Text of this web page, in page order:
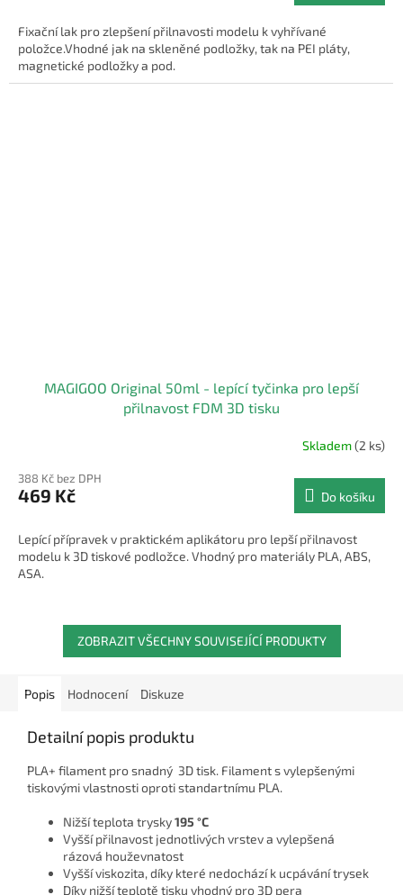
z
hvězdiček.
Fixační lak pro zlepšení přilnavosti modelu k vyhřívané
položce.Vhodné jak na skleněné podložky, tak na PEI pláty,
magnetické podložky a pod.
MAGIGOO Original 50ml - lepící tyčinka pro lepší
přilnavost FDM 3D tisku
Skladem(2 ks)
388 Kč bez DPH
469 Kč Do košíku
Lepící přípravek v praktickém aplikátoru pro lepší přilnavost
modelu k 3D tiskové podložce. Vhodný pro materiály PLA, ABS,
ASA.
ZOBRAZIT VŠECHNY SOUVISEJÍCÍ PRODUKTY
Popis Hodnocení Diskuze
Detailní popis produktu
PLA+ filament pro snadný 3D tisk. Filament s vylepšenými
tiskovými vlastnosti oproti standartnímu PLA.
Nižší teplota trysky195 °C
Vyšší přilnavost jednotlivých vrstev a vylepšená
rázová houževnatost
Vyšší viskozita, díky které nedochází k ucpávání trysek
Díky nižší teplotě tisku vhodný pro 3D pera